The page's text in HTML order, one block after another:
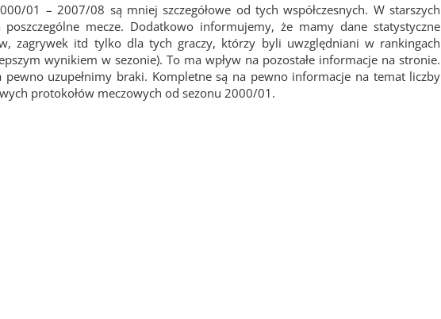
01 – 2007/08 są mniej szczegółowe od tych współczesnych. W starszych
mecze. Dodatkowo informujemy, że mamy dane statystyczne
zagrywek itd tylko dla tych graczy, którzy byli uwzględniani w rankingach
wynikiem w sezonie). To ma wpływ na pozostałe informacje na stronie.
uzupełnimy braki. Kompletne są na pewno informacje na temat liczby
protokołów meczowych od sezonu 2000/01.